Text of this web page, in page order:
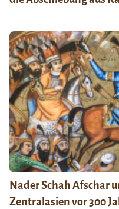
Nader Schah Afschar
Zentralasien vor 300